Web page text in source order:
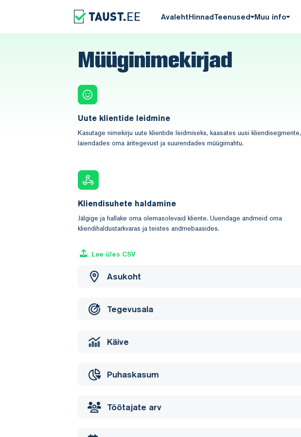
AvalehtHinnadTeenused Muu info
Müüginimekirjad
Uute klientide leidmine
Kasutage nimekirju uute klientide leidmiseks, kaasates uusi kliendisegmente,
laiendades oma äritegevust ja suurendades müügimahtu.
Kliendisuhete haldamine
Jälgige ja hallake oma olemasolevaid kliente. Uuendage andmeid oma
kliendihaldustarkvaras ja teistes andmebaasides.
Lae üles CSV
Asukoht
Tegevusala
Käive
Puhaskasum
Töötajate arv